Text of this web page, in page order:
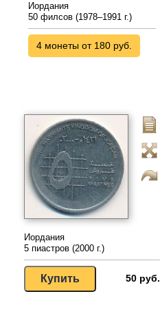
Иордания
50 филсов (1978–1991 г.)
4 монеты от 180 руб.
Иордания
5 пиастров (2000 г.)
50 руб.